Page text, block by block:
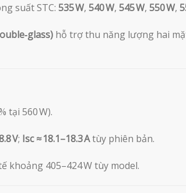
suất STC: 535 W, 540 W, 545 W, 550 W,
hỗ trợ thu năng lượng hai
tại 560 W).
V; Isc ≈ 18.1–18.3 Atùy phiên bản.
khoảng 405–424 W tùy model.